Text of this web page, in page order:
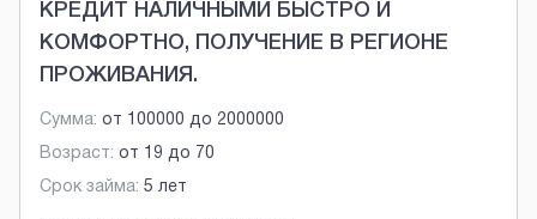
КРЕДИТ НАЛИЧНЫМИ БЫСТРО И
КОМФОРТНО, ПОЛУЧЕНИЕ В РЕГИОНЕ
ПРОЖИВАНИЯ.
Сумма: от 100000 до 2000000
Возраст: от 19 до 70
Срок займа: 5 лет